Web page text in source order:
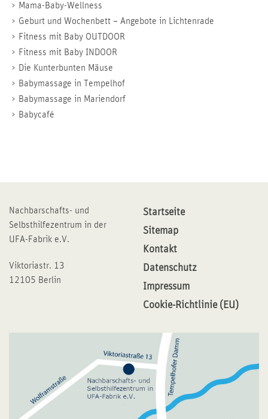
Mama-Baby-Wellness
Geburt und Wochenbett – Angebote in Lichtenrade
Fitness mit Baby OUTDOOR
Fitness mit Baby INDOOR
Die Kunterbunten Mäuse
Babymassage in Tempelhof
Babymassage in Mariendorf
Babycafé
Nachbarschafts- und
Selbsthilfezentrum in der
UFA-Fabrik e.V.
Viktoriastr. 13
12105 Berlin
Startseite
Sitemap
Kontakt
Datenschutz
Impressum
Cookie-Richtlinie (EU)